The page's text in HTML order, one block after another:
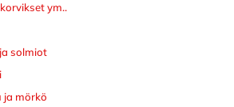
ym..
solmiot
ja mörkö